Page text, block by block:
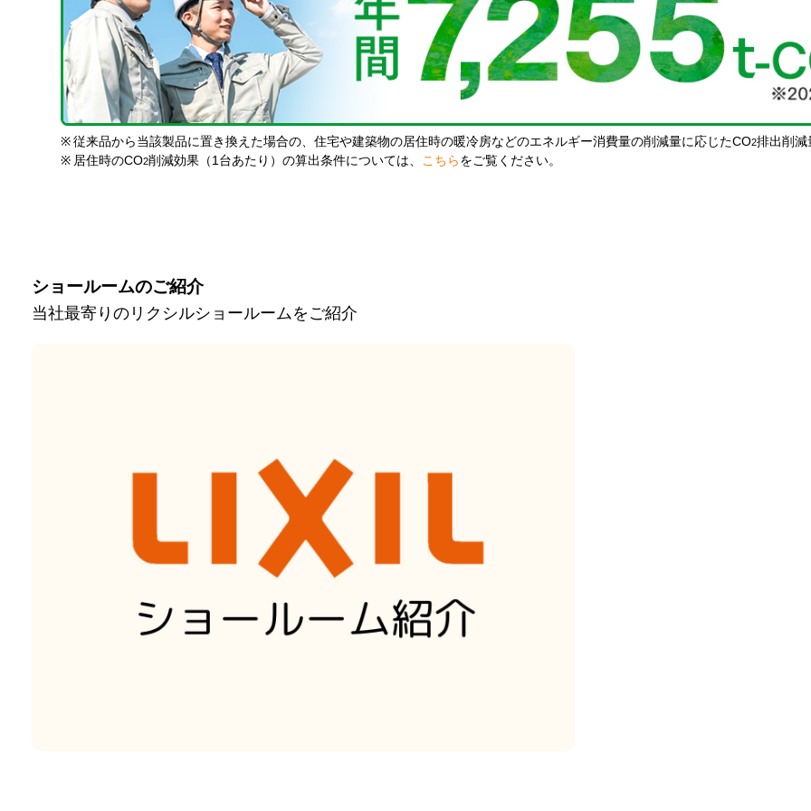
※ 従来品から当該製品に置き換えた場合の、住宅や建築物の居住時の暖冷房などのエネルギー消費量の削減量に応じたCO2排出削減
※ 居住時のCO2削減効果（1台あたり）の算出条件については、 こちら をご覧ください。
ショールームのご紹介
当社最寄りのリクシルショールームをご紹介